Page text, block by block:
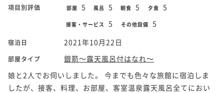
項目別評価 部屋 5 風呂 5 朝食 5 夕食 5
接客・サービス 5 その他設備 5
宿泊日 2021年10月22日
部屋タイプ
銀箭～露天風呂付はなれ～
娘と2人でお伺いしました。 今までも色々な旅館に宿泊しま
したが、接客、料理、お部屋、客室温泉露天風呂全てにおい